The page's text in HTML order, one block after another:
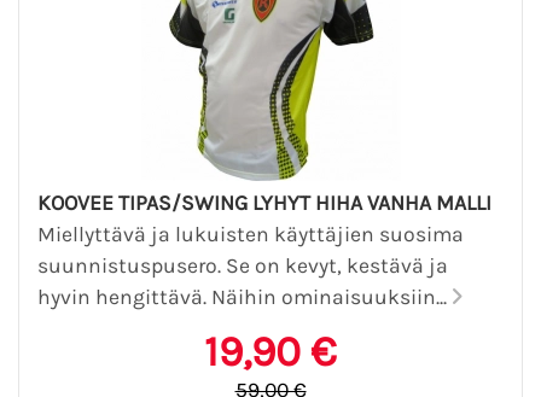
KOOVEE TIPAS/SWING LYHYT HIHA VANHA MALLI
Miellyttävä ja lukuisten käyttäjien suosima
suunnistuspusero. Se on kevyt, kestävä ja
hyvin hengittävä. Näihin ominaisuuksiin...
19,90 €
59,00 €